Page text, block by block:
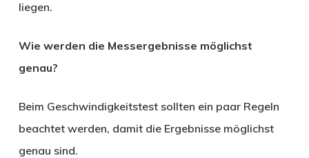
liegen.
Wie werden die Messergebnisse möglichst
genau?
Beim Geschwindigkeitstest sollten ein paar Regeln
beachtet werden, damit die Ergebnisse möglichst
genau sind.